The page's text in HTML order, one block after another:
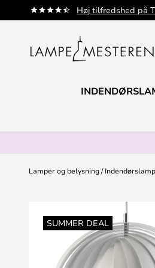
Høj tilfredshed på
Skip
to
Lamper og belysning
SUMMER DEAL
slutningen